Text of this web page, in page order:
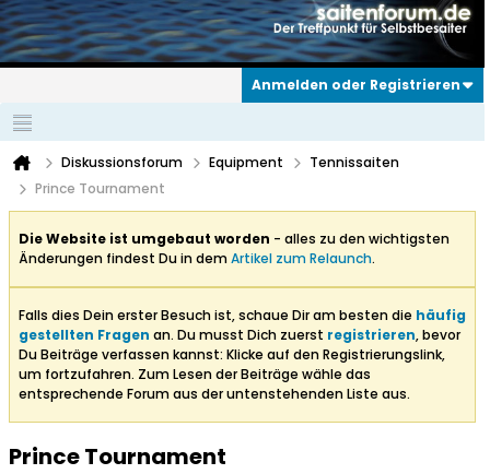
Anmelden oder Registrieren
Diskussionsforum Equipment
Tennissaiten
Prince Tournament
Die Website ist umgebaut worden - alles zu den wichtigsten
Änderungen findest Du in demArtikel zum Relaunch.
Falls dies Dein erster Besuch ist, schaue Dir am besten die häufig
gestellten Fragen an. Du musst Dich zuerst registrieren, bevor
Du Beiträge verfassen kannst: Klicke auf den Registrierungslink,
um fortzufahren. Zum Lesen der Beiträge wähle das
entsprechende Forum aus der untenstehenden Liste aus.
Prince Tournament